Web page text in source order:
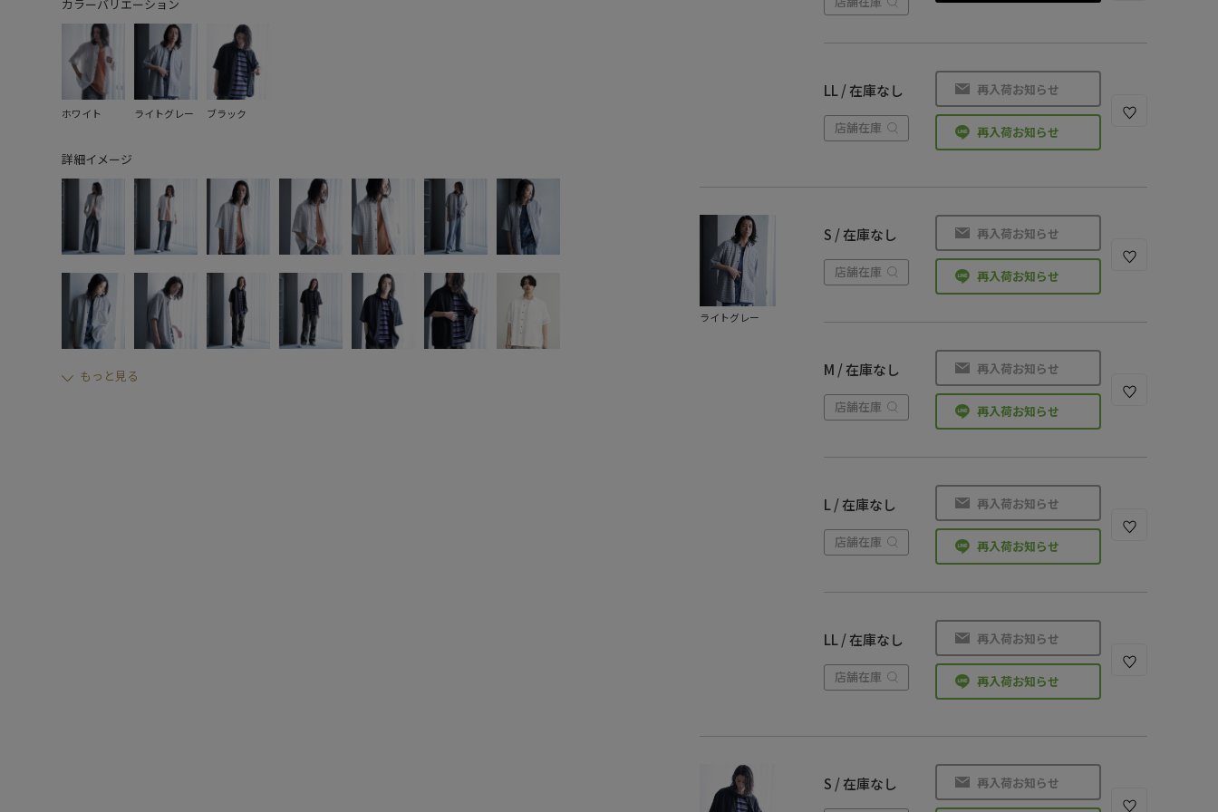
カラーバリエーション
ホワイト ライトグレー ブラック
詳細イメージ
もっと見る
LL / 在庫なし
店舗在庫
再入荷お知らせ
再入荷お知らせ
ライトグレー
S / 在庫なし
店舗在庫
再入荷お知らせ
再入荷お知らせ
M / 在庫なし
店舗在庫
再入荷お知らせ
再入荷お知らせ
L / 在庫なし
店舗在庫
再入荷お知らせ
再入荷お知らせ
LL / 在庫なし
店舗在庫
再入荷お知らせ
再入荷お知らせ
S / 在庫なし 再入荷お知らせ